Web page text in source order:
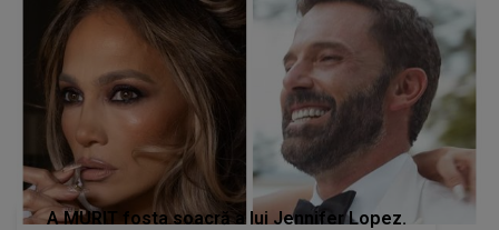
A MURIT fosta soacră a lui Jennifer Lopez.